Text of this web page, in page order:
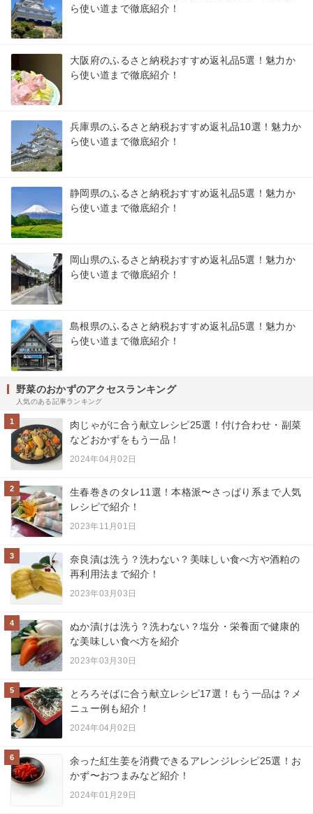
ら使い道まで徹底紹介！
大阪府のふるさと納税おすすめ返礼品5選！魅力か
ら使い道まで徹底紹介！
兵庫県のふるさと納税おすすめ返礼品10選！魅力か
ら使い道まで徹底紹介！
静岡県のふるさと納税おすすめ返礼品5選！魅力か
ら使い道まで徹底紹介！
岡山県のふるさと納税おすすめ返礼品5選！魅力か
ら使い道まで徹底紹介！
島根県のふるさと納税おすすめ返礼品5選！魅力か
ら使い道まで徹底紹介！
野菜のおかずのアクセスランキング
人気のある記事ランキング
1
肉じゃがに合う献立レシピ25選！付け合わせ・副菜
などおかずをもう一品！
2024年04月02日
2
生春巻きのタレ11選！本格派〜さっぱり系まで人気
レシピで紹介！
2023年11月01日
3
奈良漬は洗う？洗わない？美味しい食べ方や酒粕の
再利用法まで紹介！
2023年03月03日
4
ぬか漬けは洗う？洗わない？塩分・栄養面で健康的
な美味しい食べ方を紹介
2023年03月30日
5
とろろそばに合う献立レシピ17選！もう一品は？メ
ニュー例も紹介！
2024年04月02日
6
余った紅生姜を消費できるアレンジレシピ25選！お
かず〜おつまみなど紹介！
2024年01月29日